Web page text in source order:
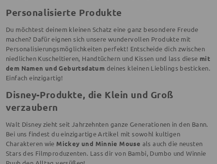
Personalisierte Produkte
Du möchtest deinem kleinen Schatz eine ganz besondere Freude
machen? Dafür eignen sich unsere wundervollen Produkte mit
Personalisierungsmöglichkeiten perfekt! Entscheide dich zwischen
niedlichen Kuscheltieren, Handtüchern und Kissen und lass diese mit
dem Namen und Geburtsdatum deines kleinen Lieblings besticken.
Einfach einzigartig!
Disney-Produkte, die Klein und Groß
verzaubern
Walt Disney zieht seit Jahrzehnten ganze Generationen in den Bann.
Bei uns findest du einzigartige Artikel mit sowohl kultigen
Charakteren wie Mickey und Minnie Mouse als auch die neusten
Stars des Filmproduzenten. Lass dir von Bambi, Dumbo und Winnie